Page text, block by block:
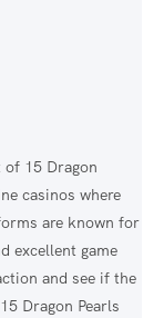
of 15 Dragon
casinos where
are known for
excellent game
and see if the
Dragon Pearls